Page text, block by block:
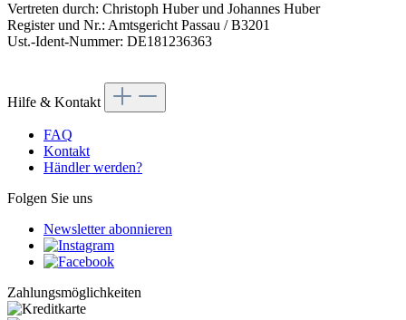
Vertreten durch: Christoph Huber und Johannes Huber
Register und Nr.: Amtsgericht Passau / B3201
Ust.-Ident-Nummer: DE181236363
Hilfe & Kontakt
FAQ
Kontakt
Händler werden?
Folgen Sie uns
Newsletter abonnieren
Zahlungsmöglichkeiten